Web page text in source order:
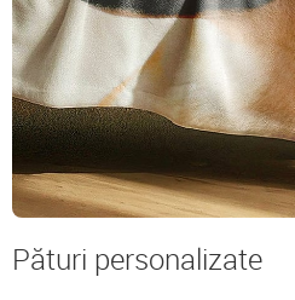
Pături personalizate